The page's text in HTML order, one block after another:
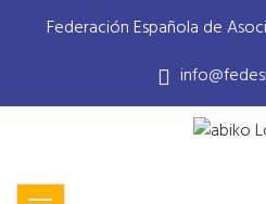
Federación Española de